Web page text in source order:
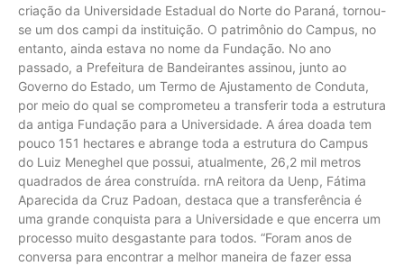
criação da Universidade Estadual do Norte do Paraná, tornou-
se um dos campi da instituição. O patrimônio do Campus, no
entanto, ainda estava no nome da Fundação. No ano
passado, a Prefeitura de Bandeirantes assinou, junto ao
Governo do Estado, um Termo de Ajustamento de Conduta,
por meio do qual se comprometeu a transferir toda a estrutura
da antiga Fundação para a Universidade. A área doada tem
pouco 151 hectares e abrange toda a estrutura do Campus
do Luiz Meneghel que possui, atualmente, 26,2 mil metros
quadrados de área construída. rnA reitora da Uenp, Fátima
Aparecida da Cruz Padoan, destaca que a transferência é
uma grande conquista para a Universidade e que encerra um
processo muito desgastante para todos. “Foram anos de
conversa para encontrar a melhor maneira de fazer essa